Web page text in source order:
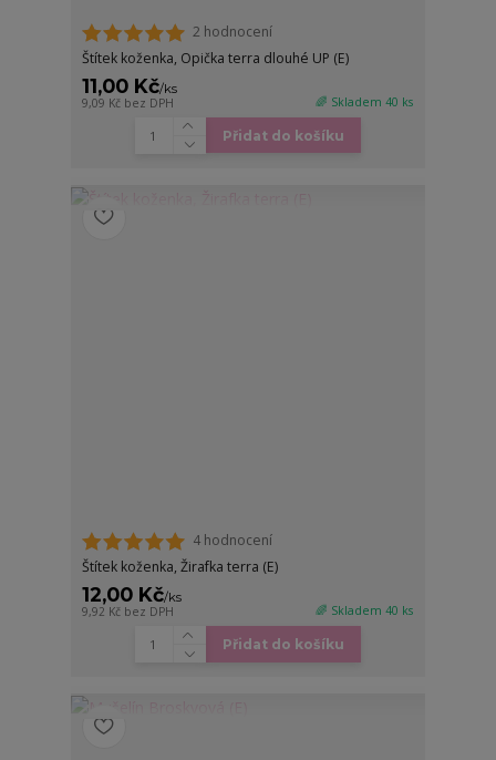
2 hodnocení
Štítek koženka, Opička terra dlouhé UP (E)
11,00 Kč/ks
9,09 Kč bez DPH 🌈 Skladem 40 ks
Přidat do košíku
4 hodnocení
Štítek koženka, Žirafka terra (E)
12,00 Kč/ks
9,92 Kč bez DPH 🌈 Skladem 40 ks
Přidat do košíku